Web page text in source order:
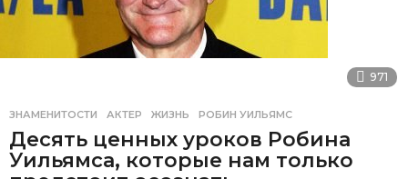
971
ЗНАМЕНИТОСТИ АКТЕР ,ЖИЗНЬ ,РОБИН УИЛЬЯМС
Десять ценных уроков Робина
Уильямса, которые нам только